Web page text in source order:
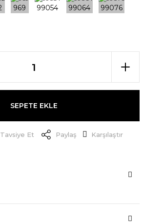
SEPETE EKLE
Tavsiye Et Paylaş Karşılaştır